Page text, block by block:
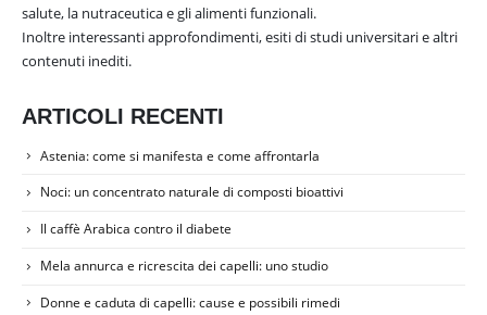
salute, la nutraceutica e gli alimenti funzionali.
Inoltre interessanti approfondimenti, esiti di studi universitari e altri
contenuti inediti.
ARTICOLI RECENTI
Astenia: come si manifesta e come affrontarla
Noci: un concentrato naturale di composti bioattivi
Il caffè Arabica contro il diabete
Mela annurca e ricrescita dei capelli: uno studio
Donne e caduta di capelli: cause e possibili rimedi